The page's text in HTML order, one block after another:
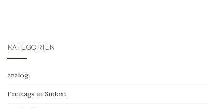
KATEGORIEN
analog
Freitags in Südost